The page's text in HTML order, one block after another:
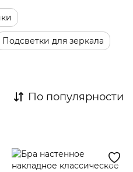
Подсветки для зеркала
По популярности